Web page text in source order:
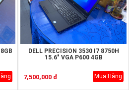
DELL PRECISION 3530 I7 8750H
15.6" VGA P600 4GB
7,500,000 đ Mua Hàng